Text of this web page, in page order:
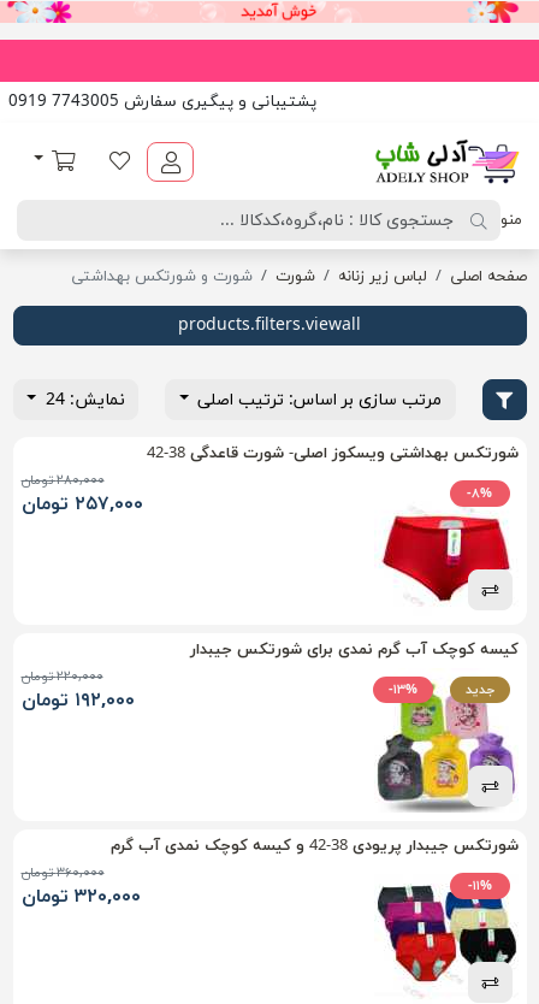
پشتیبانی و پیگیری سفارش 7743005 0919
لیست مورد علاقه
سبد خرید
منو
صفحه اصلی لباس زیر زنانه شورت شورت و شورتکس بهداشتی
products.filters.viewall
مرتب سازی بر اساس: ترتیب اصلی نمایش: 24
شورتکس بهداشتی ویسکوز اصلی- شورت قاعدگی 38-42
-۸%
۲۸۰,۰۰۰ تومان
۲۵۷,۰۰۰ تومان
کیسه کوچک آب گرم نمدی برای شورتکس جیبدار
جدید -۱۳%
۲۲۰,۰۰۰ تومان
۱۹۲,۰۰۰ تومان
شورتکس جیبدار پریودی 38-42 و کیسه کوچک نمدی آب گرم
-۱۱%
۳۶۰,۰۰۰ تومان
۳۲۰,۰۰۰ تومان